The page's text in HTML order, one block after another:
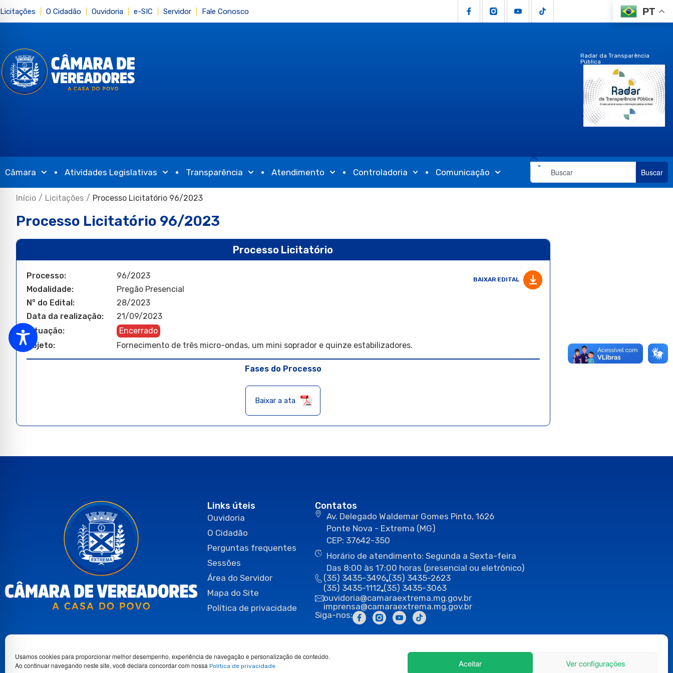
Usamos cookies para proporcionar melhor desempenho, experiência de navegação e personalização de conteúdo.
Ao continuar navegando neste site, você declara concordar com nossa Política de privacidade Aceitar Ver configurações
Licitações O Cidadão Ouvidoria e-SIC Servidor Fale Conosco PT
Radar da Transparência
Pública
Câmara Atividades Legislativas Transparência Atendimento Controladoria Comunicação Buscar
Início / Licitações / Processo Licitatório 96/2023
Processo Licitatório 96/2023
Processo Licitatório
Processo:
96/2023
Modalidade:
Pregão Presencial
N° do Edital:
28/2023
Data da realização:
21/09/2023
Situação:
Encerrado
Objeto:
Fornecimento de três micro-ondas, um mini soprador e quinze estabilizadores.
BAIXAR EDITAL
Fases do Processo
Baixar a ata
Links úteis
Ouvidoria
O Cidadão
Perguntas frequentes
Sessões
Área do Servidor
Mapa do Site
Política de privacidade
Contatos
Av. Delegado Waldemar Gomes Pinto, 1626
Ponte Nova - Extrema (MG)
CEP: 37642-350
Horário de atendimento: Segunda a Sexta-feira
Das 8:00 às 17:00 horas (presencial ou eletrônico)
(35) 3435-3496 (35) 3435-2623
(35) 3435-1112 (35) 3435-3063
ouvidoria@camaraextrema.mg.gov.br
imprensa@camaraextrema.mg.gov.br
Siga-nos: